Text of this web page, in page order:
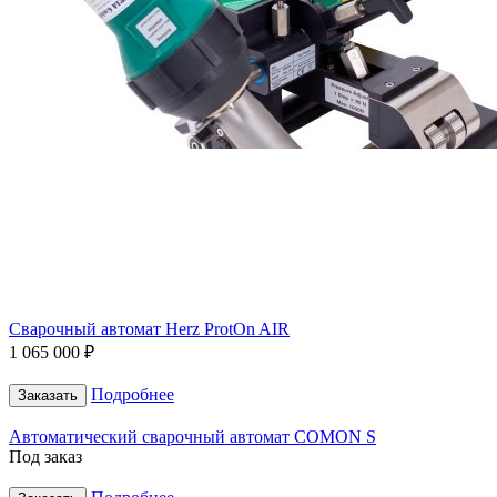
Сварочный автомат Herz ProtOn AIR
1 065 000 ₽
Заказать Подробнее
Автоматический сварочный автомат COMON S
Под заказ